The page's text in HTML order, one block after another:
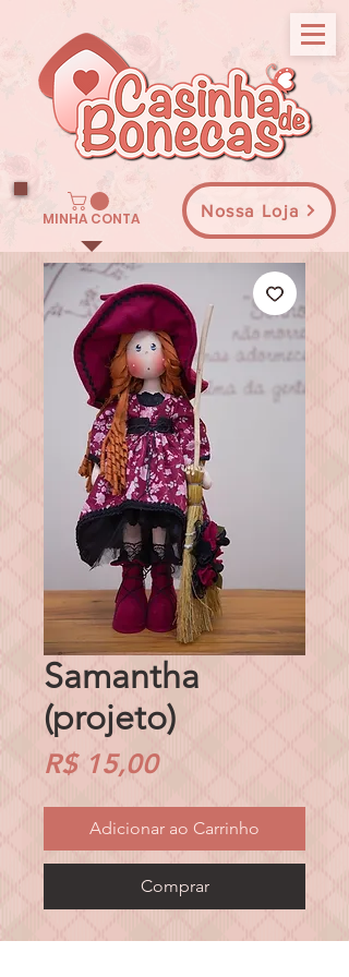
MINHA CONTA Nossa Loja
Samantha
(projeto)
R$ 15,00Preço
Adicionar ao Carrinho
Comprar
Projeto da boneca